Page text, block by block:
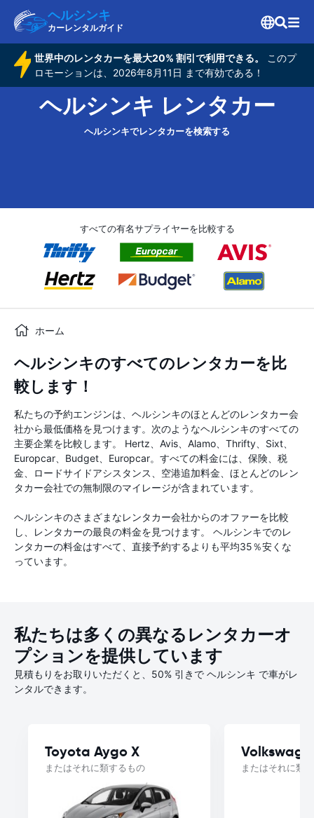
ヘルシンキ
カーレンタルガイド
世界中のレンタカーを最大20% 割引で利用できる。
このプ
ロモーションは、2026年8月11日 まで有効である！
ヘルシンキ レンタカー
ヘルシンキでレンタカーを検索する
すべての有名サプライヤーを比較する
ホーム
ヘルシンキのすべてのレンタカーを比
較します！
私たちの予約エンジンは、ヘルシンキのほとんどのレンタカー会
社から最低価格を見つけます。次のようなヘルシンキのすべての
主要企業を比較します。 Hertz、Avis、Alamo、Thrifty、Sixt、
Europcar、Budget、Europcar。すべての料金には、保険、税
金、ロードサイドアシスタンス、空港追加料金、ほとんどのレン
タカー会社での無制限のマイレージが含まれています。
ヘルシンキのさまざまなレンタカー会社からのオファーを比較
し、レンタカーの最良の料金を見つけます。 ヘルシンキでのレ
ンタカーの料金はすべて、直接予約するよりも平均35％安くな
っています。
私たちは多くの異なるレンタカーオ
プションを提供しています
見積もりをお取りいただくと、50% 引きで ヘルシンキ で車がレ
ンタルできます。
Toyota Aygo X
またはそれに類するもの またはそれに類